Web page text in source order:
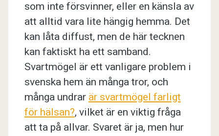
som inte försvinner, eller en känsla av
att alltid vara lite hängig hemma. Det
kan låta diffust, men de här tecknen
kan faktiskt ha ett samband.
Svartmögel är ett vanligare problem i
svenska hem än många tror, och
många undrar är svartmögel farligt
för hälsan?, vilket är en viktig fråga
att ta på allvar. Svaret är ja, men hur